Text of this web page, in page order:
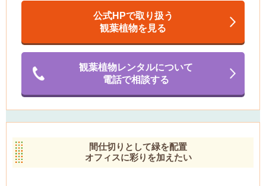
公式HPで取り扱う
観葉植物を見る
観葉植物レンタルについて
電話で相談する
間仕切りとして緑を配置
オフィスに彩りを加えたい